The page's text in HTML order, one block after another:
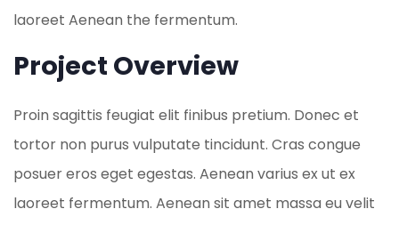
laoreet Aenean the fermentum.
Project Overview
Proin sagittis feugiat elit finibus pretium. Donec et
tortor non purus vulputate tincidunt. Cras congue
posuer eros eget egestas. Aenean varius ex ut ex
laoreet fermentum. Aenean sit amet massa eu velit